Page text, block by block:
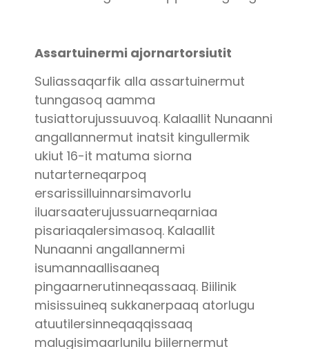
Assartuinermi ajornartorsiutit
Suliassaqarfik alla assartuinermut
tunngasoq aamma
tusiattorujussuuvoq. Kalaallit Nunaanni
angallannermut inatsit kingullermik
ukiut 16-it matuma siorna
nutarterneqarpoq
ersarissilluinnarsimavorlu
iluarsaaterujussuarneqarniaa
pisariaqalersimasoq. Kalaallit
Nunaanni angallannermi
isumannaallisaaneq
pingaarnerutinneqassaaq. Biilinik
misissuineq sukkanerpaaq atorlugu
atuutilersinneqaqqissaaq
malugisimaarlunilu biilernermut